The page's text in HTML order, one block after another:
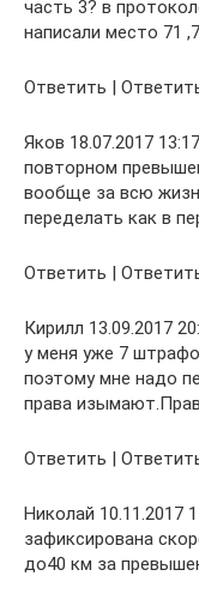
часть 3? в
написали место 71
Ответить |
Яков 18.07.2017
повторном
вообще за всю
переделать как в
Ответить |
Кирилл 13.09.2017
у меня уже 7
поэтому мне надо
права
Ответить |
Николай 10.11.2017
зафиксирована
до40 км за